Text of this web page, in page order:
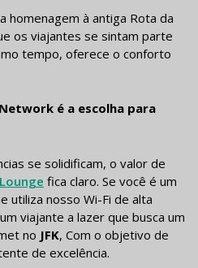
homenagem à antiga Rota da
os viajantes se sintam parte
tempo, oferece o conforto
é a escolha para
se solidificam, o valor de
fica claro. Se você é um
utiliza nosso Wi-Fi de alta
viajante a lazer que busca um
no JFK, Com o objetivo de
de excelência.